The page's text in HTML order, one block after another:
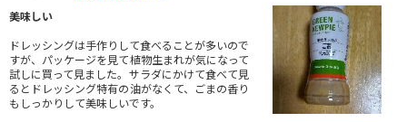
美味しい
ドレッシングは手作りして食べることが多いので
すが、パッケージを見て植物生まれが気になって
試しに買って見ました。サラダにかけて食べて見
るとドレッシング特有の油がなくて、ごまの香り
もしっかりして美味しいです。